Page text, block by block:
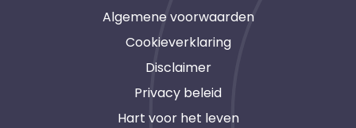
Algemene voorwaarden
Cookieverklaring
Disclaimer
Privacy beleid
Hart voor het leven